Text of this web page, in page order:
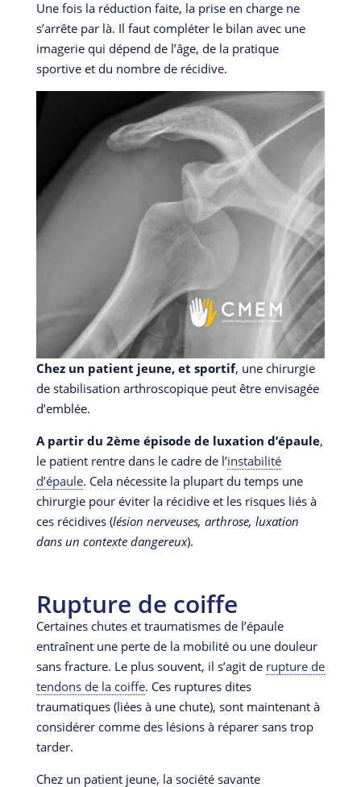
Une fois la réduction faite, la prise en charge ne
s’arrête par là. Il faut compléter le bilan avec une
imagerie qui dépend de l’âge, de la pratique
sportive et du nombre de récidive.
Chez un patient jeune, et sportif, une chirurgie
de stabilisation arthroscopique peut être envisagée
d’emblée.
A partir du 2ème épisode de luxation d’épaule,
le patient rentre dans le cadre de l’instabilité
d’épaule. Cela nécessite la plupart du temps une
chirurgie pour éviter la récidive et les risques liés à
ces récidives (lésion nerveuses, arthrose, luxation
dans un contexte dangereux).
Rupture de coiffe
Certaines chutes et traumatismes de l’épaule
entraînent une perte de la mobilité ou une douleur
sans fracture. Le plus souvent, il s’agit de rupture de
tendons de la coiffe. Ces ruptures dites
traumatiques (liées à une chute), sont maintenant à
considérer comme des lésions à réparer sans trop
tarder.
Chez un patient jeune, la société savante